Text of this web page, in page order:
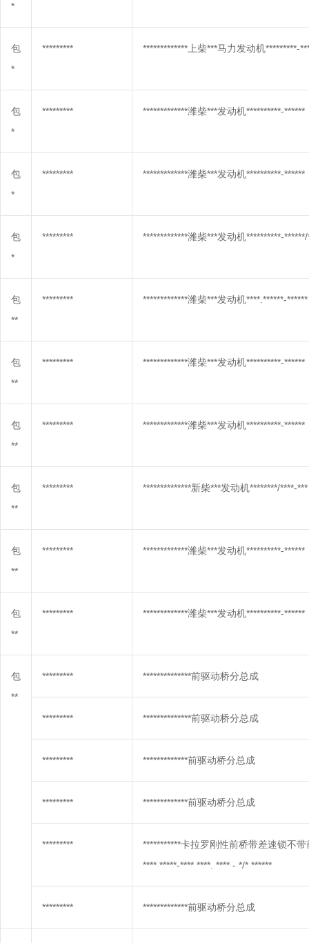
*
包
*
********* *************上柴***马力发动机*********-
包
*
********* *************潍柴***发动机**********-******
包
*
********* *************潍柴***发动机**********-******
包
*
********* *************潍柴***发动机**********-
包
**
********* *************潍柴***发动机****.******-******
包
**
********* *************潍柴***发动机**********-******
包
**
********* *************潍柴***发动机**********-******
包
**
********* **************新柴***发动机********/****-***
包
**
********* *************潍柴***发动机**********-******
包
**
********* *************潍柴***发动机**********-******
包
**
********* **************前驱动桥分总成
********* **************前驱动桥分总成
********* *************前驱动桥分总成
********* *************前驱动桥分总成
*********
***********卡拉罗刚性前桥带差速锁不带
**** *****-**** ****. **** - */* ******
********* *************前驱动桥分总成